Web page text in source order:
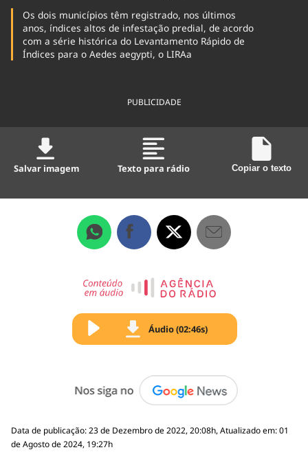
Os dois municípios têm registrado, nos últimos
anos, índices altos de infestação predial, de acordo
com a série histórica do Levantamento Rápido de
Índices para o Aedes aegypti, o LIRAa
PUBLICIDADE
Salvar imagem Texto para rádio Copiar o texto
Áudio (02:46s)
Data de publicação: 23 de Dezembro de 2022, 20:08h, Atualizado em: 01
de Agosto de 2024, 19:27h